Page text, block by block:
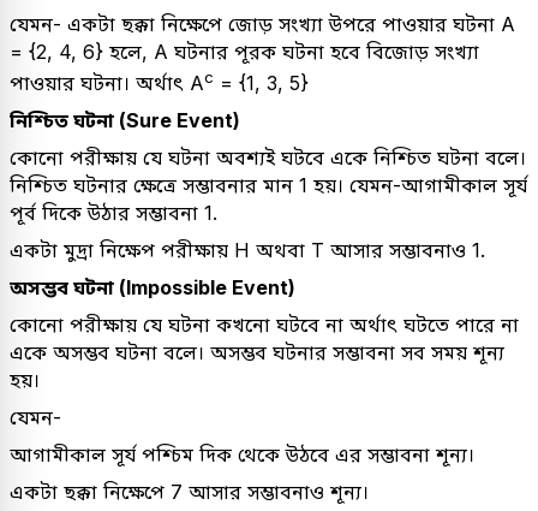
যেমন- একটা ছক্কা নিক্ষেপে জোড় সংখ্যা উপরে পাওয়ার ঘটনা A
= {2, 4, 6} হলে, A ঘটনার পূরক ঘটনা হবে বিজোড় সংখ্যা
পাওয়ার ঘটনা। অর্থাৎ Ac = {1, 3, 5}
নিশ্চিত ঘটনা (Sure Event)
কোনো পরীক্ষায় যে ঘটনা অবশ্যই ঘটবে একে নিশ্চিত ঘটনা বলে।
নিশ্চিত ঘটনার ক্ষেত্রে সম্ভাবনার মান 1 হয়। যেমন-আগামীকাল সূর্য
পূর্ব দিকে উঠার সম্ভাবনা 1.
একটা মুদ্রা নিক্ষেপ পরীক্ষায় H অথবা T আসার সম্ভাবনাও 1.
অসম্ভব ঘটনা (Impossible Event)
কোনো পরীক্ষায় যে ঘটনা কখনো ঘটবে না অর্থাৎ ঘটতে পারে না
একে অসম্ভব ঘটনা বলে। অসম্ভব ঘটনার সম্ভাবনা সব সময় শূন্য
হয়।
যেমন-
আগামীকাল সূর্য পশ্চিম দিক থেকে উঠবে এর সম্ভাবনা শূন্য।
একটা ছক্কা নিক্ষেপে 7 আসার সম্ভাবনাও শূন্য।